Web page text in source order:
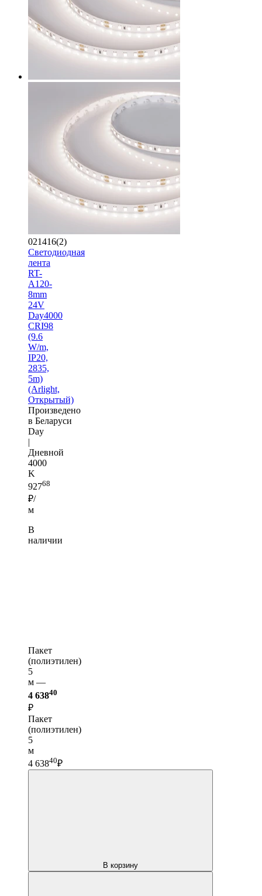
021416(2)
Светодиодная
лента
RT-
A120-
8mm
24V
Day4000
CRI98
(9.6
W/m,
IP20,
2835,
5m)
(Arlight,
Открытый)
Произведено
в Беларуси
Day
|
Дневной
4000
K
92768
₽/
м
В
наличии
Пакет
(полиэтилен)
5
м —
4 63840
₽
Пакет
(полиэтилен)
5
м
4 63840₽
В корзину